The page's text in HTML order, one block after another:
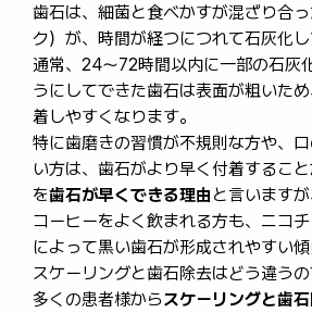
歯石は、細菌と食べかすが混ざり合
ク）が、時間が経つにつれて石灰化し
通常、24〜72時間以内に一部の石灰
うにしてできた歯石は表面が粗いた
着しやすくなります。
特に歯磨きの習慣が不規則な方や、
い方は、歯石がより早く付着するこ
を歯石が早くできる理由 と言います
コーヒーをよく飲まれる方も、ニコ
によって黒い歯石が形成されやすい傾
スケーリングと歯石除去はどう違うの
多くの患者様からスケーリングと歯